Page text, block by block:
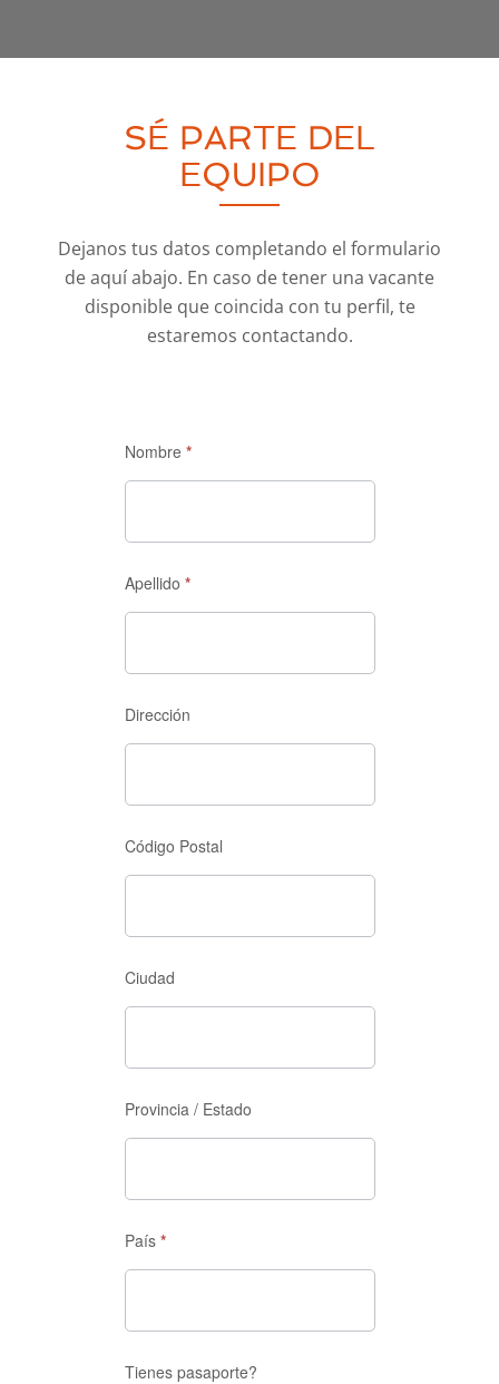
SÉ PARTE DEL
EQUIPO
Dejanos tus datos completando el formulario
de aquí abajo. En caso de tener una vacante
disponible que coincida con tu perfil, te
estaremos contactando.
Nombre *
Apellido *
Dirección
Código Postal
Ciudad
Provincia / Estado
País *
Tienes pasaporte?